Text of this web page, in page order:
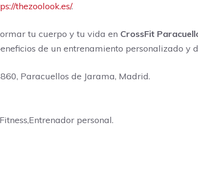
thezoolook.es/.
tu cuerpo y tu vida en CrossFit
de un entrenamiento personalizado y
Paracuellos de Jarama, Madrid.
personal.